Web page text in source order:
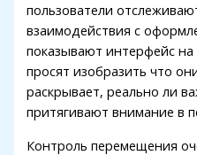
пользователи
взаимодействия с
показывают интерфейс
просят изобразить что
раскрывает, реально ли
притягивают внимание в
Контроль перемещения